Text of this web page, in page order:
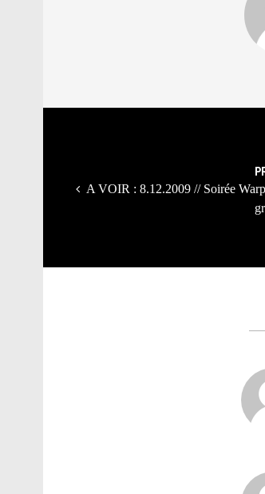
A VOIR : 8.12.2009 // Soirée